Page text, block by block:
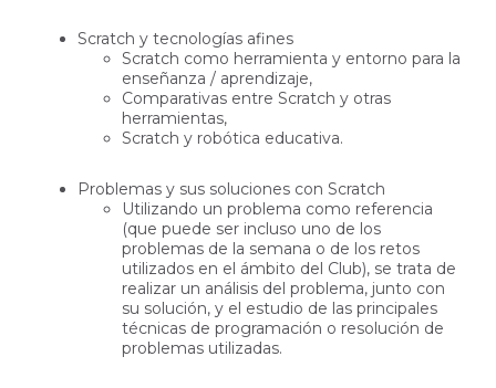
Scratch y tecnologías afines
Scratch como herramienta y entorno para la
enseñanza / aprendizaje,
Comparativas entre Scratch y otras
herramientas,
Scratch y robótica educativa.
Problemas y sus soluciones con Scratch
Utilizando un problema como referencia
(que puede ser incluso uno de los
problemas de la semana o de los retos
utilizados en el ámbito del Club), se trata de
realizar un análisis del problema, junto con
su solución, y el estudio de las principales
técnicas de programación o resolución de
problemas utilizadas.